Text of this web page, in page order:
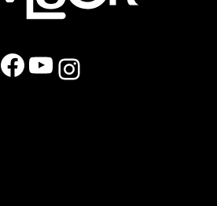
Facebook
YouTube
Instagram